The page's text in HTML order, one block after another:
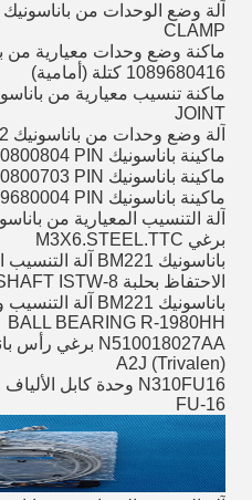
CLAMP
1089680416 كتلة (أمامية)
JOINT
آلة وضع وحدات من باناسونيك BM221 104979818002
ماكينة باناسونيك BM221 104880800804 PIN
ماكينة باناسونيك BM221 104880800703 PIN
ماكينة باناسونيك BM221 1089680004 PIN
برغي M3X6.STEEL.TTC
الاحتفاظ بحلبة C-TYPE.SHAFT ISTW-8
BALL BEARING R-1980HH
A2J (Trivalen)
N310FU16 وحدة كابل الألياف البصرية باناسونيك
FU-16